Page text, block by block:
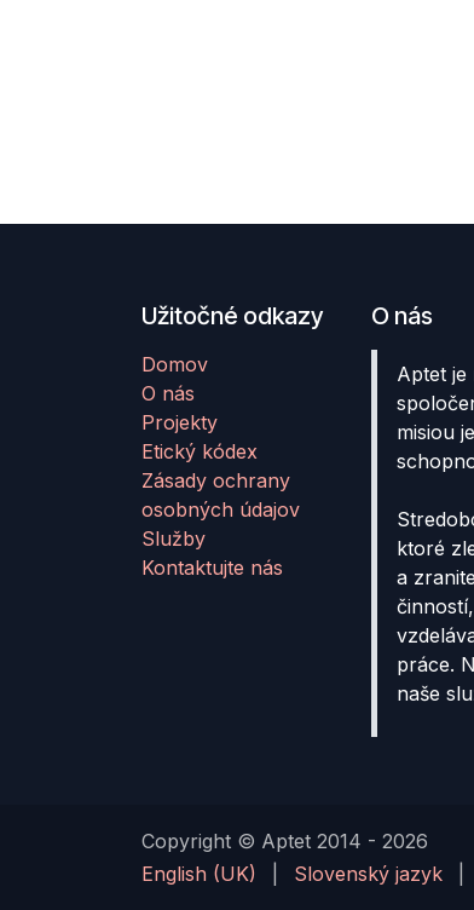
Užitočné odkazy
Domov
O nás
Projekty
Etický kódex
Zásady ochrany
osobných údajov
Služby
Kontaktujte nás
O nás
Aptet je
misiou
ktoré
a
práce.
naše
Copyright © Aptet 2014 - 2026
English (UK)
Slovenský jazyk